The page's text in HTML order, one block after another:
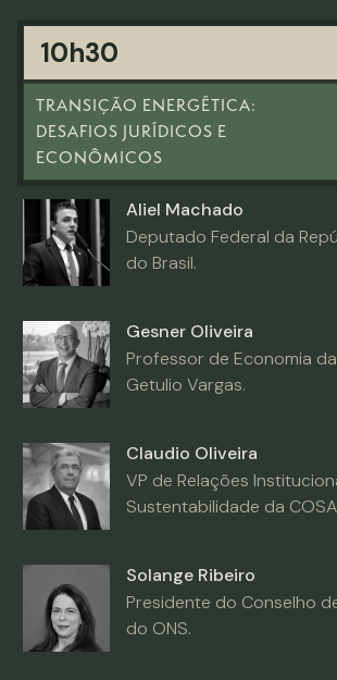
10h30
TRANSIÇÃO ENERGÉTICA:
DESAFIOS JURÍDICOS E
ECONÔMICOS
Aliel Machado
Deputado Federal da
do Brasil.
Gesner Oliveira
Professor de Economia
Getulio Vargas.
Claudio Oliveira
VP de Relações
Sustentabilidade da
Solange Ribeiro
Presidente do Conselho
do ONS.